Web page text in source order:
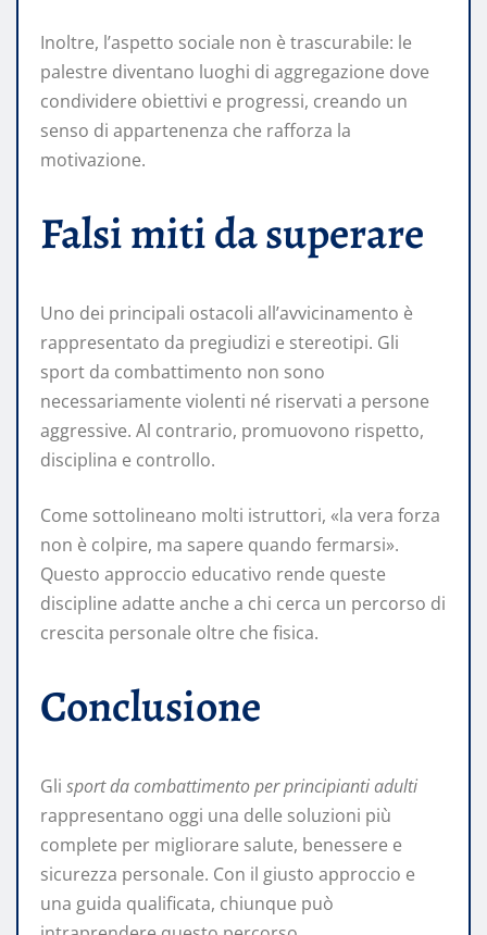
Inoltre, l’aspetto sociale non è trascurabile: le
palestre diventano luoghi di aggregazione dove
condividere obiettivi e progressi, creando un
senso di appartenenza che rafforza la
motivazione.
Falsi miti da superare
Uno dei principali ostacoli all’avvicinamento è
rappresentato da pregiudizi e stereotipi. Gli
sport da combattimento non sono
necessariamente violenti né riservati a persone
aggressive. Al contrario, promuovono rispetto,
disciplina e controllo.
Come sottolineano molti istruttori, «la vera forza
non è colpire, ma sapere quando fermarsi».
Questo approccio educativo rende queste
discipline adatte anche a chi cerca un percorso di
crescita personale oltre che fisica.
Conclusione
Gli sport da combattimento per principianti adulti
rappresentano oggi una delle soluzioni più
complete per migliorare salute, benessere e
sicurezza personale. Con il giusto approccio e
una guida qualificata, chiunque può